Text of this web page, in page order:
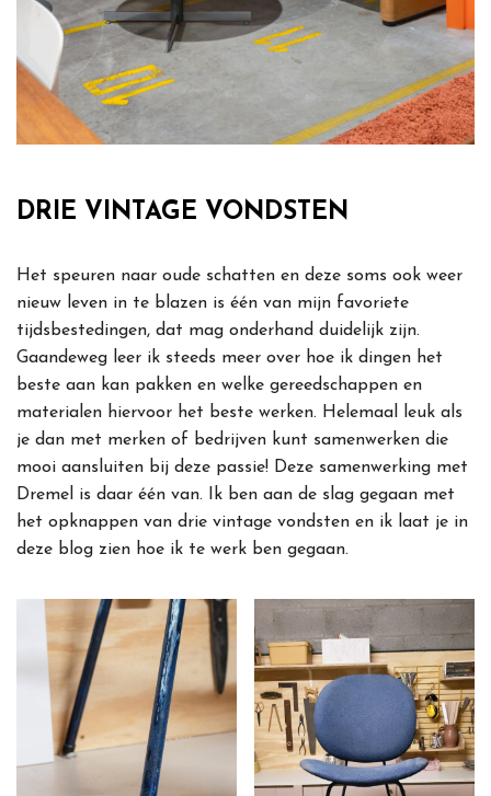
DRIE VINTAGE VONDSTEN
Het speuren naar oude schatten en deze soms ook weer
nieuw leven in te blazen is één van mijn favoriete
tijdsbestedingen, dat mag onderhand duidelijk zijn.
Gaandeweg leer ik steeds meer over hoe ik dingen het
beste aan kan pakken en welke gereedschappen en
materialen hiervoor het beste werken. Helemaal leuk als
je dan met merken of bedrijven kunt samenwerken die
mooi aansluiten bij deze passie! Deze samenwerking met
Dremel is daar één van. Ik ben aan de slag gegaan met
het opknappen van drie vintage vondsten en ik laat je in
deze blog zien hoe ik te werk ben gegaan.